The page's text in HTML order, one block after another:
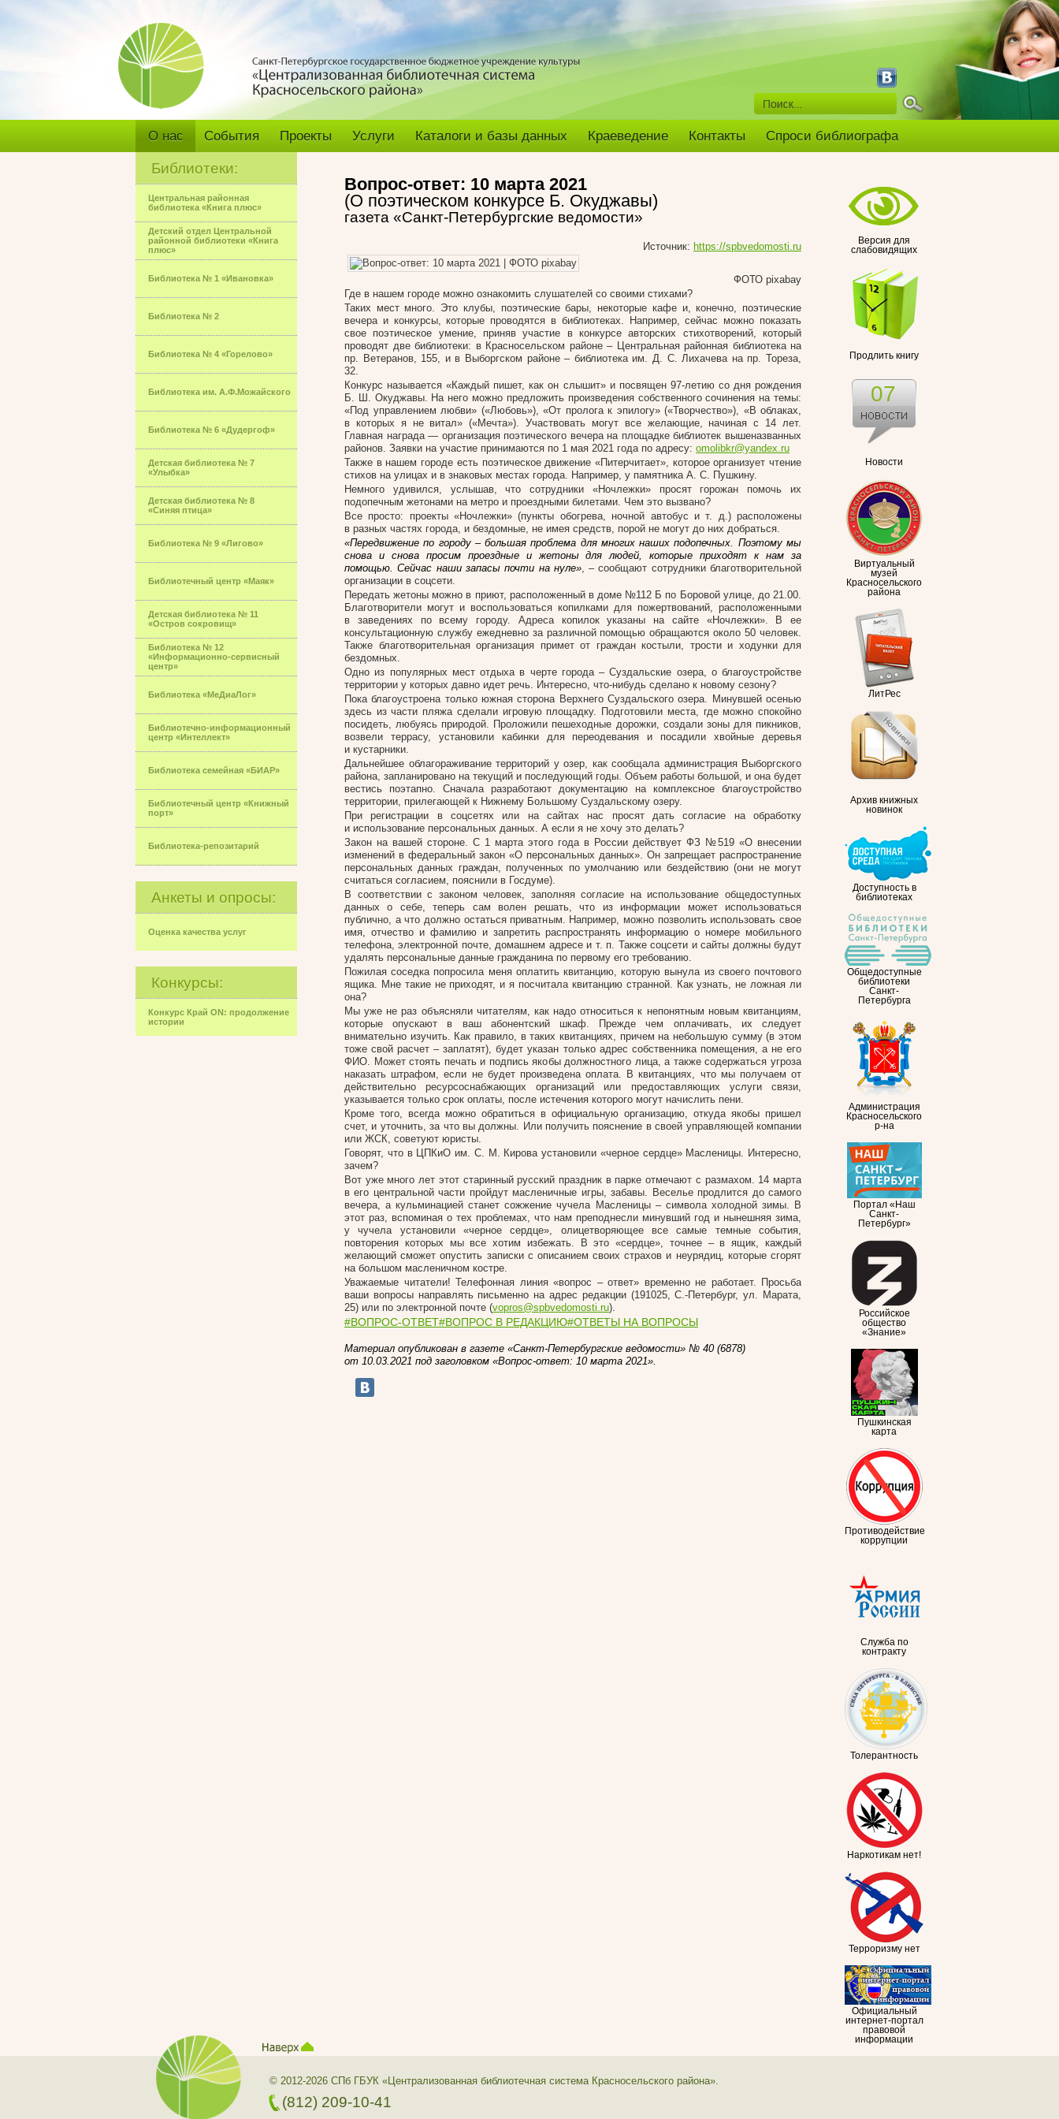
О нас События Проекты Услуги Каталоги и базы данных Краеведение Контакты Спроси библиографа
Библиотеки:
Центральная районная
библиотека «Книга плюс»
Детский отдел Центральной
районной библиотеки «Книга
плюс»
Библиотека № 1 «Ивановка»
Библиотека № 2
Библиотека № 4 «Горелово»
Библиотека им. А.Ф.Можайского
Библиотека № 6 «Дудергоф»
Детская библиотека № 7
«Улыбка»
Детская библиотека № 8
«Синяя птица»
Библиотека № 9 «Лигово»
Библиотечный центр «Маяк»
Детская библиотека № 11
«Остров сокровищ»
Библиотека № 12
«Информационно-сервисный
центр»
Библиотека «МеДиаЛог»
Библиотечно-информационный
центр «Интеллект»
Библиотека семейная «БИАР»
Библиотечный центр «Книжный
порт»
Библиотека-репозитарий
Анкеты и опросы:
Оценка качества услуг
Конкурсы:
Конкурс Край ON: продолжение
истории
Версия для
слабовидящих
Продлить книгу
Новости
07
Виртуальный
музей
Красносельского
района
ЛитРес
Архив книжных
новинок
Доступность в
библиотеках
Общедоступные
библиотеки
Санкт-
Петербурга
Администрация
Красносельского
р-на
Портал «Наш
Санкт-
Петербург»
Российское
общество
«Знание»
Пушкинская
карта
Противодействие
коррупции
Служба по
контракту
Толерантность
Наркотикам нет!
Терроризму нет
Официальный
интернет-портал
правовой
информации
Вопрос-ответ: 10 марта 2021
(О поэтическом конкурсе Б. Окуджавы)
газета «Санкт-Петербургские ведомости»
Источник: https://spbvedomosti.ru
ФОТО pixabay
Где в нашем городе можно ознакомить слушателей со своими стихами?
Таких мест много. Это клубы, поэтические бары, некоторые кафе и, конечно, поэтические
вечера и конкурсы, которые проводятся в библиотеках. Например, сейчас можно показать
свое поэтическое умение, приняв участие в конкурсе авторских стихотворений, который
проводят две библиотеки: в Красносельском районе – Центральная районная библиотека на
пр. Ветеранов, 155, и в Выборгском районе – библиотека им. Д. С. Лихачева на пр. Тореза,
32.
Конкурс называется «Каждый пишет, как он слышит» и посвящен 97-летию со дня рождения
Б. Ш. Окуджавы. На него можно предложить произведения собственного сочинения на темы:
«Под управлением любви» («Любовь»), «От пролога к эпилогу» («Творчество»), «В облаках,
в которых я не витал» («Мечта»). Участвовать могут все желающие, начиная с 14 лет.
Главная награда — организация поэтического вечера на площадке библиотек вышеназванных
районов. Заявки на участие принимаются по 1 мая 2021 года по адресу: omolibkr@yandex.ru
Также в нашем городе есть поэтическое движение «Питерчитает», которое организует чтение
стихов на улицах и в знаковых местах города. Например, у памятника А. С. Пушкину.
Немного удивился, услышав, что сотрудники «Ночлежки» просят горожан помочь их
подопечным жетонами на метро и проездными билетами. Чем это вызвано?
Все просто: проекты «Ночлежки» (пункты обогрева, ночной автобус и т. д.) расположены
в разных частях города, и бездомные, не имея средств, порой не могут до них добраться.
«Передвижение по городу – большая проблема для многих наших подопечных. Поэтому мы
снова и снова просим проездные и жетоны для людей, которые приходят к нам за
помощью. Сейчас наши запасы почти на нуле», – сообщают сотрудники благотворительной
организации в соцсети.
Передать жетоны можно в приют, расположенный в доме №112 Б по Боровой улице, до 21.00.
Благотворители могут и воспользоваться копилками для пожертвований, расположенными
в заведениях по всему городу. Адреса копилок указаны на сайте «Ночлежки». В ее
консультационную службу ежедневно за различной помощью обращаются около 50 человек.
Также благотворительная организация примет от граждан костыли, трости и ходунки для
бездомных.
Одно из популярных мест отдыха в черте города – Суздальские озера, о благоустройстве
территории у которых давно идет речь. Интересно, что-нибудь сделано к новому сезону?
Пока благоустроена только южная сторона Верхнего Суздальского озера. Минувшей осенью
здесь из части пляжа сделали игровую площадку. Подготовили места, где можно спокойно
посидеть, любуясь природой. Проложили пешеходные дорожки, создали зоны для пикников,
возвели террасу, установили кабинки для переодевания и посадили хвойные деревья
и кустарники.
Дальнейшее облагораживание территорий у озер, как сообщала администрация Выборгского
района, запланировано на текущий и последующий годы. Объем работы большой, и она будет
вестись поэтапно. Сначала разработают документацию на комплексное благоустройство
территории, прилегающей к Нижнему Большому Суздальскому озеру.
При регистрации в соцсетях или на сайтах нас просят дать согласие на обработку
и использование персональных данных. А если я не хочу это делать?
Закон на вашей стороне. С 1 марта этого года в России действует ФЗ №519 «О внесении
изменений в федеральный закон «О персональных данных». Он запрещает распространение
персональных данных граждан, полученных по умолчанию или бездействию (они не могут
считаться согласием, пояснили в Госдуме).
В соответствии с законом человек, заполняя согласие на использование общедоступных
данных о себе, теперь сам волен решать, что из информации может использоваться
публично, а что должно остаться приватным. Например, можно позволить использовать свое
имя, отчество и фамилию и запретить распространять информацию о номере мобильного
телефона, электронной почте, домашнем адресе и т. п. Также соцсети и сайты должны будут
удалять персональные данные гражданина по первому его требованию.
Пожилая соседка попросила меня оплатить квитанцию, которую вынула из своего почтового
ящика. Мне такие не приходят, и я посчитала квитанцию странной. Как узнать, не ложная ли
она?
Мы уже не раз объясняли читателям, как надо относиться к непонятным новым квитанциям,
которые опускают в ваш абонентский шкаф. Прежде чем оплачивать, их следует
внимательно изучить. Как правило, в таких квитанциях, причем на небольшую сумму (в этом
тоже свой расчет – заплатят), будет указан только адрес собственника помещения, а не его
ФИО. Может стоять печать и подпись якобы должностного лица, а также содержаться угроза
наказать штрафом, если не будет произведена оплата. В квитанциях, что мы получаем от
действительно ресурсоснабжающих организаций или предоставляющих услуги связи,
указывается только срок оплаты, после истечения которого могут начислить пени.
Кроме того, всегда можно обратиться в официальную организацию, откуда якобы пришел
счет, и уточнить, за что вы должны. Или получить пояснение в своей управляющей компании
или ЖСК, советуют юристы.
Говорят, что в ЦПКиО им. С. М. Кирова установили «черное сердце» Масленицы. Интересно,
зачем?
Вот уже много лет этот старинный русский праздник в парке отмечают с размахом. 14 марта
в его центральной части пройдут масленичные игры, забавы. Веселье продлится до самого
вечера, а кульминацией станет сожжение чучела Масленицы – символа холодной зимы. В
этот раз, вспоминая о тех проблемах, что нам преподнесли минувший год и нынешняя зима,
у чучела установили «черное сердце», олицетворяющее все самые темные события,
повторения которых мы все хотим избежать. В это «сердце», точнее – в ящик, каждый
желающий сможет опустить записки с описанием своих страхов и неурядиц, которые сгорят
на большом масленичном костре.
Уважаемые читатели! Телефонная линия «вопрос – ответ» временно не работает. Просьба
ваши вопросы направлять письменно на адрес редакции (191025, С.-Петербург, ул. Марата,
25) или по электронной почте (vopros@spbvedomosti.ru).
#ВОПРОС-ОТВЕТ#ВОПРОС В РЕДАКЦИЮ#ОТВЕТЫ НА ВОПРОСЫ
Материал опубликован в газете «Санкт-Петербургские ведомости» № 40 (6878)
от 10.03.2021 под заголовком «Вопрос-ответ: 10 марта 2021».
© 2012-2026 СПб ГБУК «Централизованная библиотечная система Красносельского района».
(812) 209-10-41